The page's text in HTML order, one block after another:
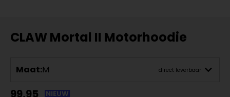
CLAW Mortal II Motorhoodie
Maat:M direct leverbaar
99,95
NIEUW